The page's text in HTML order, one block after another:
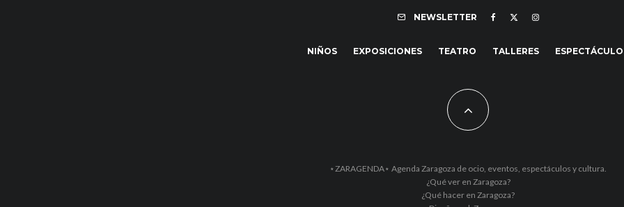
NEWSLETTER
NIÑOS EXPOSICIONES TEATRO TALLERES
⋆ZARAGENDA⋆ Agenda Zaragoza de ocio, eventos, espectáculos y cultura.
¿Qué ver en Zaragoza?
¿Qué hacer en Zaragoza?